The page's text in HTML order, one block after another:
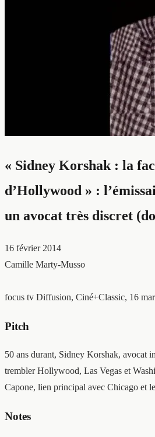
« Sidney Korshak : la
d’Hollywood » :
un avocat très discret
16 février 2014
Camille Marty-Musso
focus tv Diffusion, Ciné+Classic, 16
Pitch
50 ans durant, Sidney Korshak, avocat
trembler Hollywood, Las Vegas et
Capone, lien principal avec Chicago et
Notes